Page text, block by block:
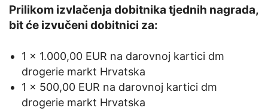
Prilikom izvlačenja dobitnika tjednih nagrada,
bit će izvučeni dobitnici za:
1 x 1.000,00 EUR na darovnoj kartici dm
drogerie markt Hrvatska
1 x 500,00 EUR na darovnoj kartici dm
drogerie markt Hrvatska